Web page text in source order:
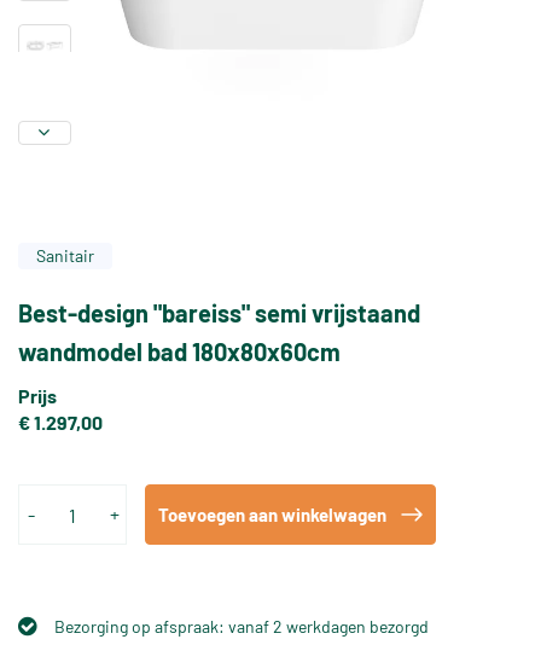
Sanitair
Best-design "bareiss" semi vrijstaand
wandmodel bad 180x80x60cm
Prijs
€ 1.297,00
- + Toevoegen aan winkelwagen
Bezorging op afspraak: vanaf 2 werkdagen bezorgd